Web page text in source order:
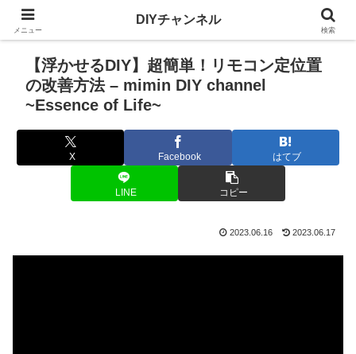
【浮かせるDIY】超簡単！リモコン定位置
の改善方法 – mimin DIY channel
~Essence of Life~
X Facebook はてブ
LINE コピー
2023.06.16 2023.06.17
メニュー
DIYチャンネル
検索